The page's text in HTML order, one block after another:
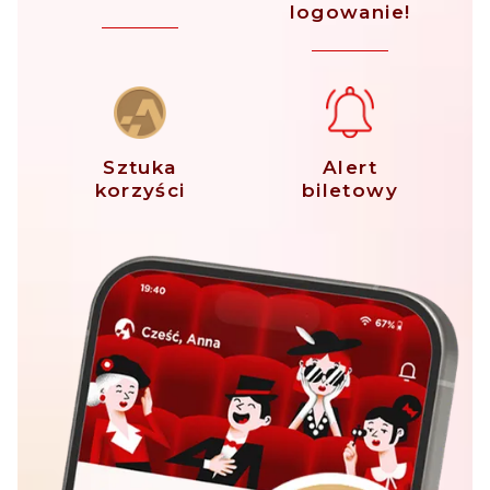
logowanie!
Sztuka
korzyści
Alert
biletowy